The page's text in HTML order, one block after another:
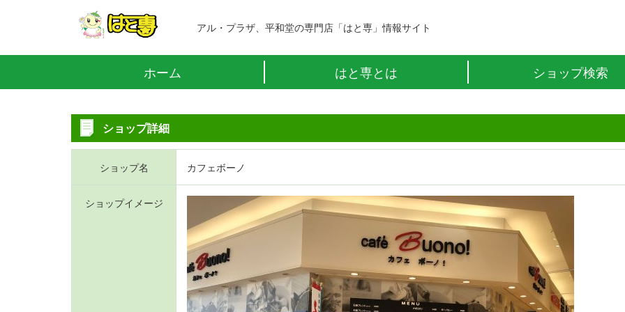
アル・プラザ、平和堂の専門店「はと専」情報サイト
ホーム はと専とは ショップ検索
ショップ詳細
ショップ名 カフェボーノ
ショップイメージ